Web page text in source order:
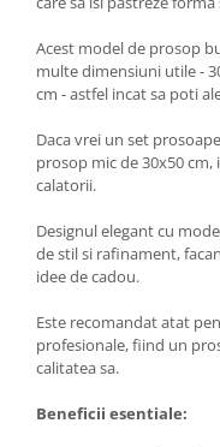
Acest model de prosop
multe dimensiuni utile -
cm - astfel incat sa poti
Daca vrei un set
prosop mic de 30x50
calatorii.
Designul elegant cu
de stil si rafinament,
idee de cadou.
Este recomandat atat
profesionale, fiind un
calitatea sa.
Beneficii esentiale: